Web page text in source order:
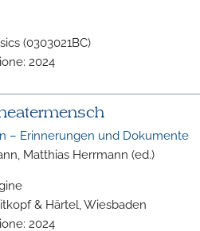
(0303021BC)
2024
– Erinnerungen und Dokumente
Matthias Herrmann (ed.)
& Härtel, Wiesbaden
2024